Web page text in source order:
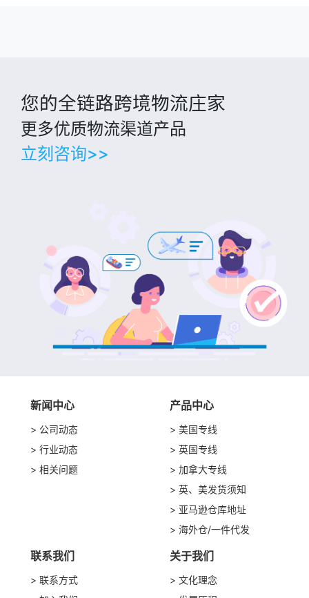
您的全链路跨境物流庄家
更多优质物流渠道产品
立刻咨询>>
新闻中心
公司动态
行业动态
相关问题
产品中心
美国专线
英国专线
加拿大专线
英、美发货须知
亚马逊仓库地址
海外仓/一件代发
联系我们
联系方式
关于我们
文化理念